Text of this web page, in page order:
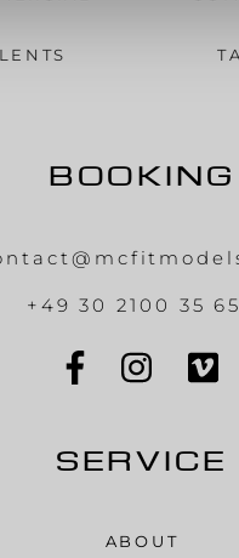
BOOKING
+49 30 2100 35
SERVICE
ABOUT